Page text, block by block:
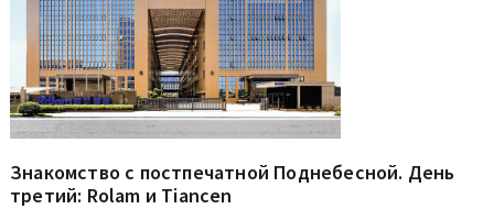
Знакомство с постпечатной Поднебесной. День
третий: Rolam и Tiancen